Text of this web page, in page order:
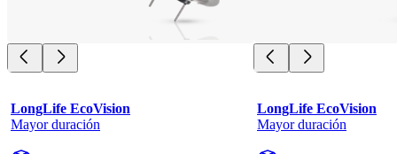
LongLife EcoVision
Mayor duración
LongLife EcoVision
Mayor duración